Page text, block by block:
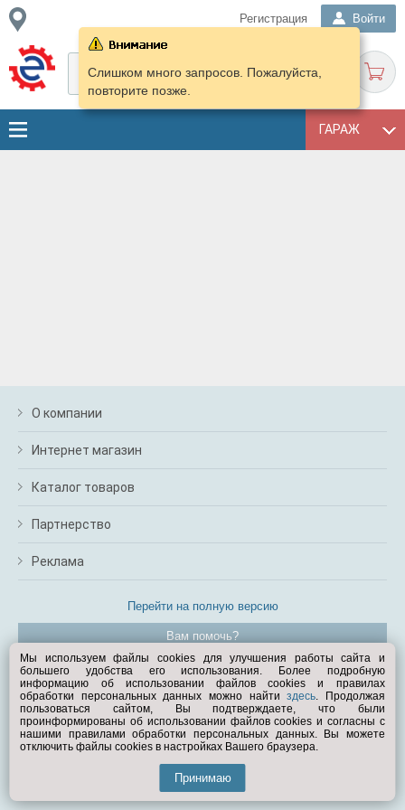
Регистрация Войти
ГАРАЖ
Слишком много запросов. Пожалуйста,
повторите позже.
О компании
Интернет магазин
Каталог товаров
Партнерство
Реклама
Перейти на полную версию
Вам помочь?
© Exist.ru 1998—2026
Мы используем файлы cookies для улучшения работы сайта и
большего удобства его использования. Более подробную
информацию об использовании файлов cookies и правилах
обработки персональных данных можно найтиздесь. Продолжая
пользоваться сайтом, Вы подтверждаете, что были
проинформированы об использовании файлов cookies и согласны с
нашими правилами обработки персональных данных. Вы можете
отключить файлы cookies в настройках Вашего браузера.
Принимаю